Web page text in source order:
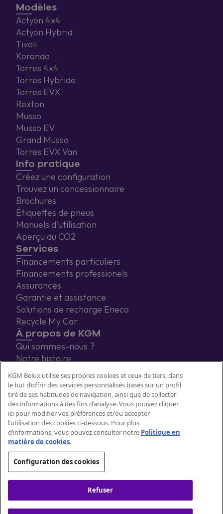
Modèles
Actyon 4x4
Actyon Hybrid
Tivoli
Korando
Torres 4x4
Torres Hybride
Torres EVX
Rexton
Musso
Musso EV
Grand Musso
Torres EVX Van
Info pratique
Créez une configuration
Trouvez un concessionnaire
Brochures
Étiquettes de pneus
Manuels d'utilisation
Aperçu du CO2
Services
Financements particuliers
Financements professionels
Assurances
Garantie et assistance
Solutions de recharge Eneco
Recycle My Car
À propos de KGM
Qui sommes-nous ?
Notre histoire
Blog
Contact
Politique cookiesNos coordonnées
Aspects légaux
KGM Belux utilise ses propres cookies et ceux de tiers, dans
le but d’offrir des services personnalisés basés sur un profil
tiré de ses habitudes de navigation, ainsi que de collecter
des informations à des fins d’analyse. Vous pouvez cliquer
ici pour modifier vos préférences et/ou accepter
l’utilisation des cookies ci-dessous. Pour plus
d’informations, vous pouvez consulter notre Politique en
matière de cookies.
Configuration des cookies
Refuser